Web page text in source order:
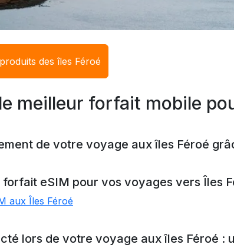
des îles Féroé
meilleur forfait mobile
de votre voyage aux îles Féroé
forfait eSIM pour vos voyages vers Îles
aux Îles Féroé
lors de votre voyage aux îles Féroé :